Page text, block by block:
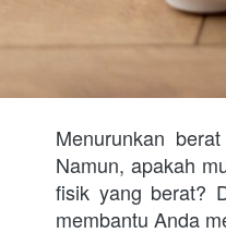
Menurunkan
Namun, apakah
fisik yang berat?
membantu Anda